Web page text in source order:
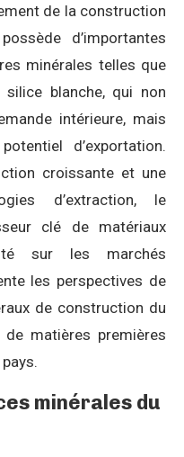
de la construction
d’importantes
minérales telles que
blanche, qui non
intérieure, mais
d’exportation.
croissante et une
d’extraction, le
clé de matériaux
sur les marchés
les perspectives de
de construction du
matières premières
minérales du